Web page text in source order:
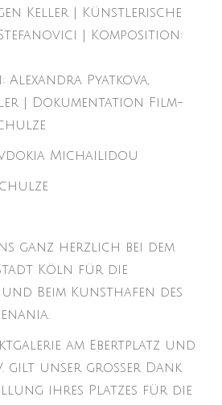
Keller | Künstlerische
| Komposition:
Alexandra Pyatkova,
| Dokumentation Film-
Michailidou
ganz herzlich bei dem
Köln für die
Beim Kunsthafen des
am Ebertplatz und
gilt unser großer Dank
ihres Platzes für die